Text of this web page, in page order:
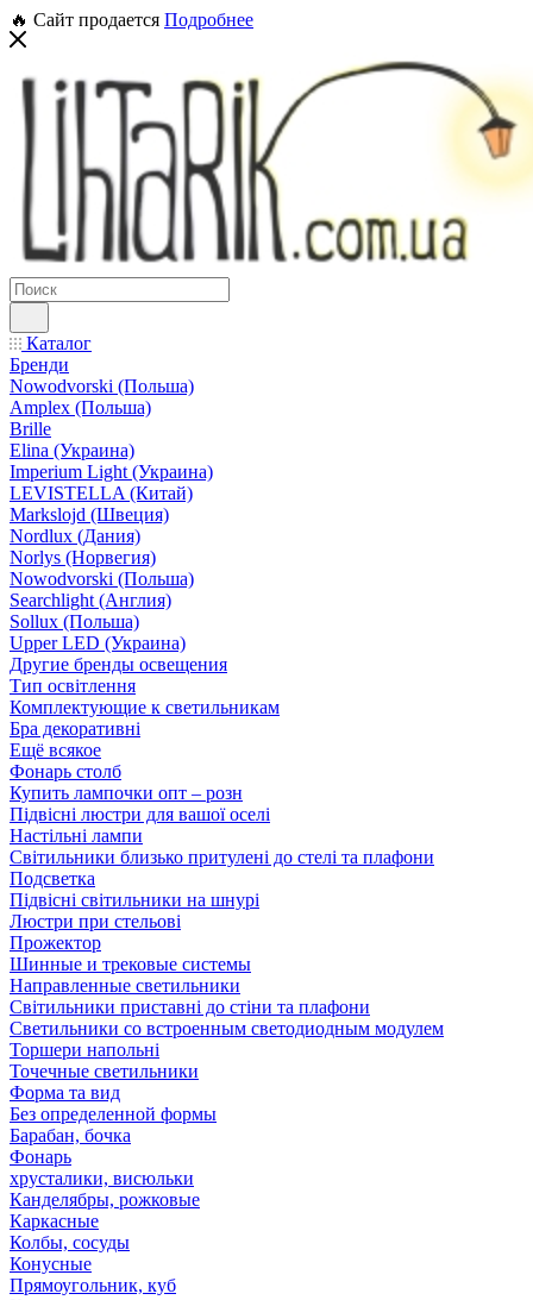
🔥 Сайт продается Подробнее
Каталог
Бренди
Nowodvorski (Польша)
Amplex (Польша)
Brille
Elina (Украина)
Imperium Light (Украина)
LEVISTELLA (Китай)
Markslojd (Швеция)
Nordlux (Дания)
Norlys (Норвегия)
Nowodvorski (Польша)
Searchlight (Англия)
Sollux (Польша)
Upper LED (Украина)
Другие бренды освещения
Тип освітлення
Комплектующие к светильникам
Бра декоративні
Ещё всякое
Фонарь столб
Купить лампочки опт – розн
Підвісні люстри для вашої оселі
Настільні лампи
Світильники близько притулені до стелі та плафони
Подсветка
Підвісні світильники на шнурі
Люстри при стельові
Прожектор
Шинные и трековые системы
Направленные светильники
Світильники приставні до стіни та плафони
Светильники со встроенным светодиодным модулем
Торшери напольні
Точечные светильники
Форма та вид
Без определенной формы
Барабан, бочка
Фонарь
хрусталики, висюльки
Канделябры, рожковые
Каркасные
Колбы, сосуды
Конусные
Прямоугольник, куб